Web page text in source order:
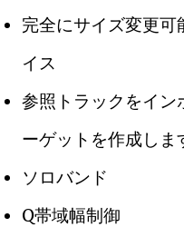
完全にサイズ変更可
イス
参照トラックをイン
ーゲットを作成しま
ソロバンド
Q帯域幅制御